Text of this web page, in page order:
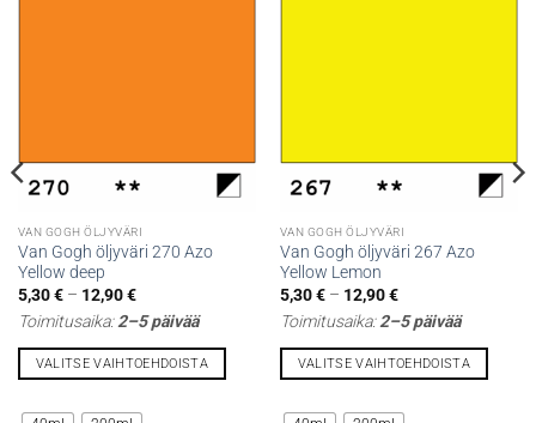
VAN GOGH ÖLJYVÄRI
Van Gogh öljyväri 270 Azo
Yellow deep
5,30€ – 12,90€Hintaluokka:
-
Toimitusaika:2–5 päivää
VALITSE VAIHTOEHDOISTA
tuotteella
VAN GOGH ÖLJYVÄRI
Van Gogh öljyväri 267 Azo
Yellow Lemon
5,30€ – 12,90€Hintaluokka:
-
Toimitusaika:2–5 päivää
VALITSE VAIHTOEHDOISTA
tuotteella